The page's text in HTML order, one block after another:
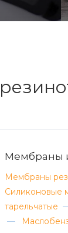
Мембраны
Мембраны
Силиконовые
тарельчатые
—